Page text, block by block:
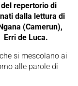
repertorio di
dalla lettura di
(Camerun),
Erri de Luca.
si mescolano ai
alle parole di